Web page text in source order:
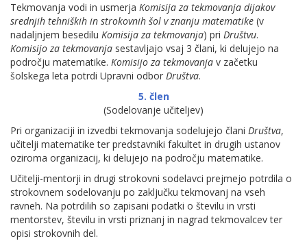
Tekmovanja vodi in usmerja Komisija za tekmovanja dijakov
srednjih tehniških in strokovnih šol v znanju matematike (v
nadaljnjem besedilu Komisija za tekmovanja) pri Društvu.
Komisijo za tekmovanja sestavljajo vsaj 3 člani, ki delujejo na
področju matematike. Komisijo za tekmovanja v začetku
šolskega leta potrdi Upravni odbor Društva.
5. člen
(Sodelovanje učiteljev)
Pri organizaciji in izvedbi tekmovanja sodelujejo člani Društva,
učitelji matematike ter predstavniki fakultet in drugih ustanov
oziroma organizacij, ki delujejo na področju matematike.
Učitelji-mentorji in drugi strokovni sodelavci prejmejo potrdila o
strokovnem sodelovanju po zaključku tekmovanj na vseh
ravneh. Na potrdilih so zapisani podatki o številu in vrsti
mentorstev, številu in vrsti priznanj in nagrad tekmovalcev ter
opisi strokovnih del.